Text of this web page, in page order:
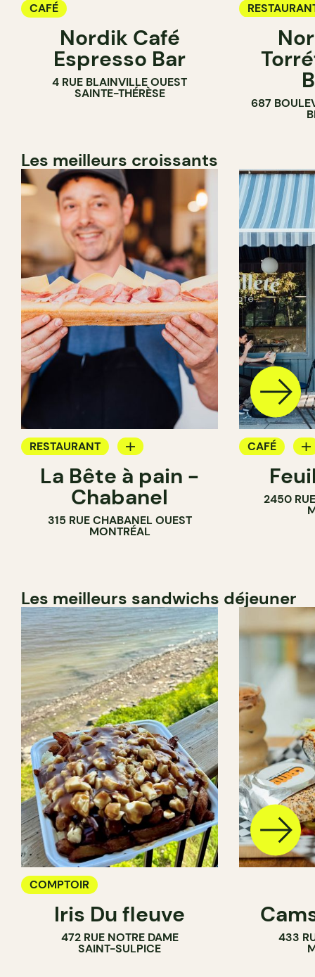
CAFÉ
Nordik Café
Espresso Bar
4 RUE BLAINVILLE OUEST
SAINTE-THÉRÈSE
687
Les meilleurs croissants
RESTAURANT
CAFÉ
PÂTISSERIE
BOULANGERIE
La Bête à pain -
Chabanel
315 RUE CHABANEL OUEST
MONTRÉAL
CAFÉ
PÂTISSERIE
2450
Les meilleurs sandwichs déjeuner
COMPTOIR
Iris Du fleuve
472 RUE NOTRE DAME
SAINT-SULPICE
433